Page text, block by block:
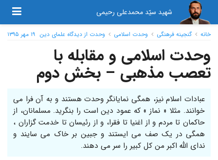
شهید سیّد محمدعلی رحیمی
۱۹ مهر ۱۳۹۵ خانه گنجینه فرهنگی وحدت اسلامی وحدت از دیدگاه علمای دین
وحدت اسلامی و مقابله با
تعصب مذهبی – بخش دوم
عبادات اسلام نیز، همگی نمایانگر وحدت هستند و به آن فرا می
خوانند. مثلا « نماز » که عمود دین است را بنگرید. مسلمانان، از
حاکمان تا مردم و از اغنیا تا فقرا، و از رئیسان تا خدمت گزاران ،
همگی در یک صف می ایستند و جبین بر خاک می سایند و
ندای الله اکبر من کل کبیر را سر می دهند.